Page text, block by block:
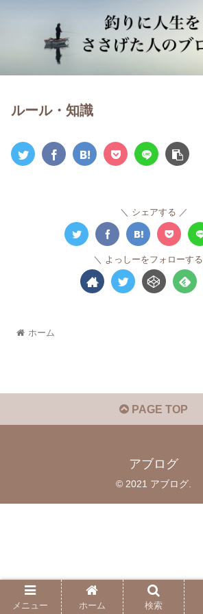
ルール・知識
シェアする
よっしーをフォローする
ホーム
PAGE TOP
アブログ
© 2021 アブログ.
メニュー ホーム 検索